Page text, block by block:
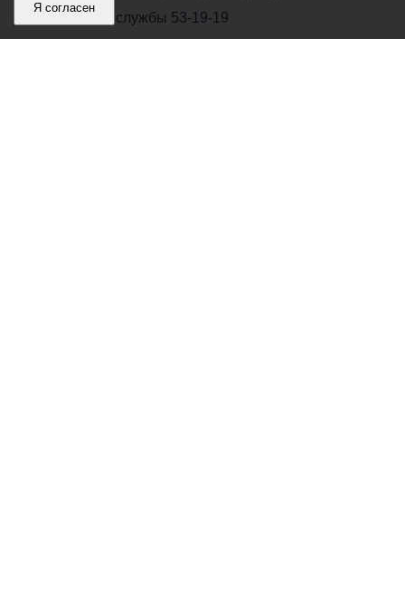
самоуправления
города
диспетчерской службы 53-19-19
Я согласен